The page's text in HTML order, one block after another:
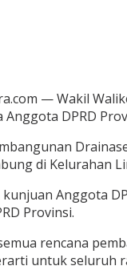
— Wakil
DPRD
di Kelurahan
Anggota
Provinsi.
rencana
untuk seluruh